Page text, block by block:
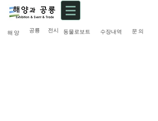
해 양 공룡 전시 동물로보트 수장내역 문 의